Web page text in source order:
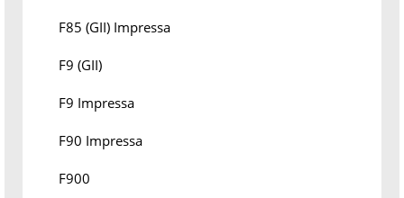
F85 (GII) Impressa
F9 (GII)
F9 Impressa
F90 Impressa
F900